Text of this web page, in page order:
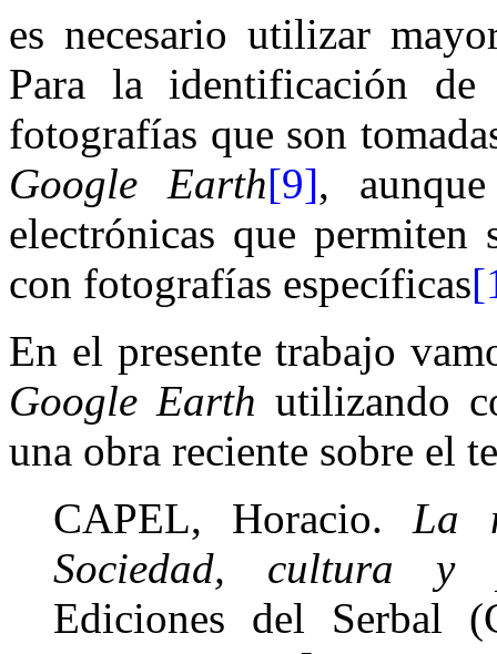
es necesario utilizar
Para la identificación de
fotografías que son
Google Earth[9],
electrónicas que
con fotografías específicas
En el presente trabajo
Google Earth utilizando
una obra reciente sobre el
CAPEL, Horacio.La
Sociedad, cultura y
Ediciones del Serbal